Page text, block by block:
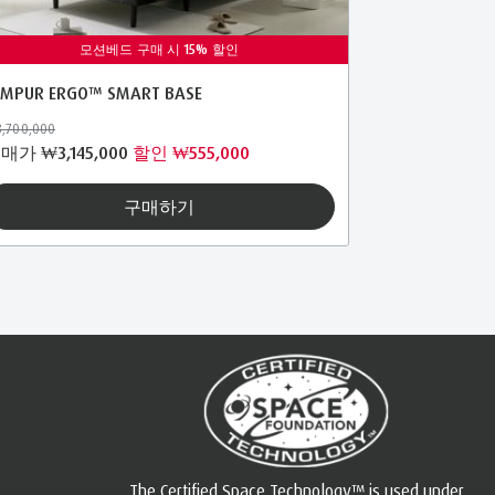
모션베드 구매 시 15% 할인
ERGO™ SMART BASE
가 ₩3,145,000 할인 ₩555,000
구매하기